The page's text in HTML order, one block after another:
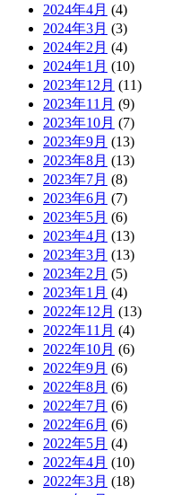
2024年4月 (4)
2024年3月 (3)
2024年2月 (4)
2024年1月 (10)
2023年12月 (11)
2023年11月 (9)
2023年10月 (7)
2023年9月 (13)
2023年8月 (13)
2023年7月 (8)
2023年6月 (7)
2023年5月 (6)
2023年4月 (13)
2023年3月 (13)
2023年2月 (5)
2023年1月 (4)
2022年12月 (13)
2022年11月 (4)
2022年10月 (6)
2022年9月 (6)
2022年8月 (6)
2022年7月 (6)
2022年6月 (6)
2022年5月 (4)
2022年4月 (10)
2022年3月 (18)